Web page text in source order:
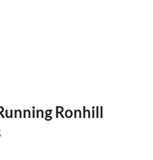
Ronhill